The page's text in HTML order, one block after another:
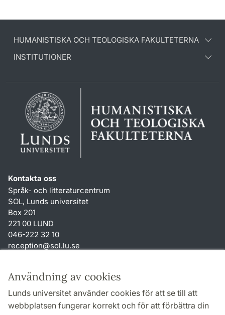
Användning av cookies
Lunds universitet använder cookies för att se till att
webbplatsen fungerar korrekt och för att förbättra din
HUMANISTISKA OCH TEOLOGISKA FAKULTETERNA
INSTITUTIONER
Kontakta oss
Språk- och litteraturcentrum
SOL, Lunds universitet
Box 201
221 00 LUND
046-222 32 10
reception@sol.lu.se
Genvägar
Om webbplatsen och cookies
Behandling av personuppgifter